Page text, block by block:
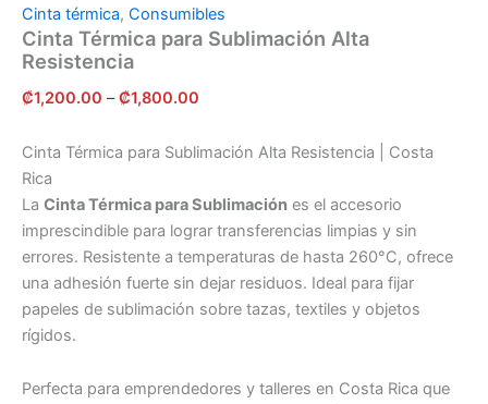
Cinta térmica, Consumibles
Cinta Térmica para Sublimación Alta
Resistencia
₡1,200.00 – ₡1,800.00
Cinta Térmica para Sublimación Alta Resistencia | Costa
Rica
La Cinta Térmica para Sublimación es el accesorio
imprescindible para lograr transferencias limpias y sin
errores. Resistente a temperaturas de hasta 260°C, ofrece
una adhesión fuerte sin dejar residuos. Ideal para fijar
papeles de sublimación sobre tazas, textiles y objetos
rígidos.
Perfecta para emprendedores y talleres en Costa Rica que